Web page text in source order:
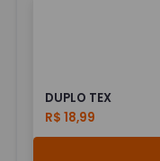
DUPLO TEX
R$ 18,99